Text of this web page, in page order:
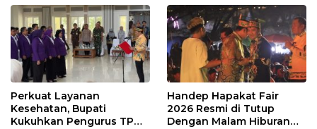
Perkuat Layanan
Kesehatan, Bupati
Kukuhkan Pengurus TP
Handep Hapakat Fair
2026 Resmi di Tutup
Dengan Malam Hiburan